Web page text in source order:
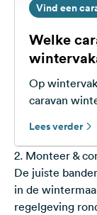
Vind een
Welke
Op
caravan
Lees verder
2. Monteer &
De juiste
in de
regelgeving